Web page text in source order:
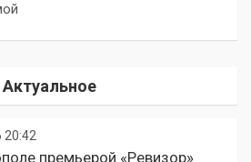
Актуальное
20:42
премьерой «Ревизор»